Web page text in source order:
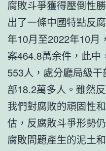
腐敗斗爭獲得壓倒性
出了一條中國特點反
年10月至2022年10月
案464.8萬余件，此中
553人，處分廳局級
部18.2萬多人。雖然
我們對腐敗的頑固性
估，反腐敗斗爭形勢
腐敗問題產生的泥土